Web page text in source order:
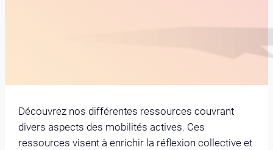
Découvrez nos différentes ressources couvrant
divers aspects des mobilités actives. Ces
ressources visent à enrichir la réflexion collective et